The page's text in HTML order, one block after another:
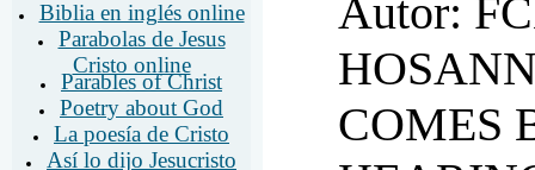
Biblia en inglés online
Parabolas de Jesus
Cristo online
Parables of Christ
Poetry about God
La poesía de Cristo
Así lo dijo Jesucristo
Autor:
COMES